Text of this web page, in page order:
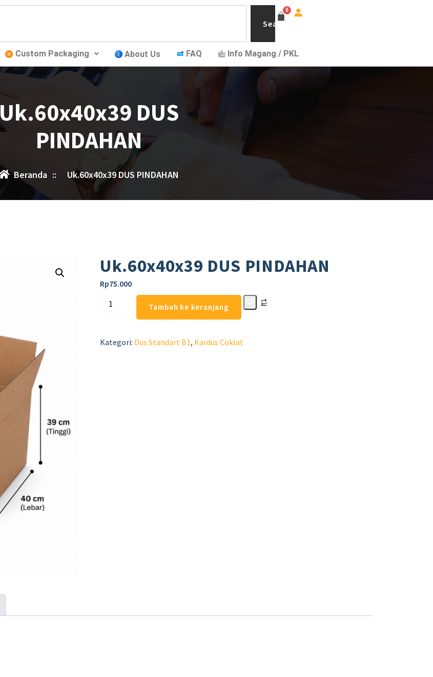
Search
Custom Packaging About Us FAQ Info Magang / PKL
Uk.60x40x39 DUS
PINDAHAN
Beranda :: Uk.60x40x39 DUS PINDAHAN
Uk.60x40x39 DUS PINDAHAN
Rp75.000
Tambah ke keranjang
Kategori: Dus Standart B1, Kardus Coklat